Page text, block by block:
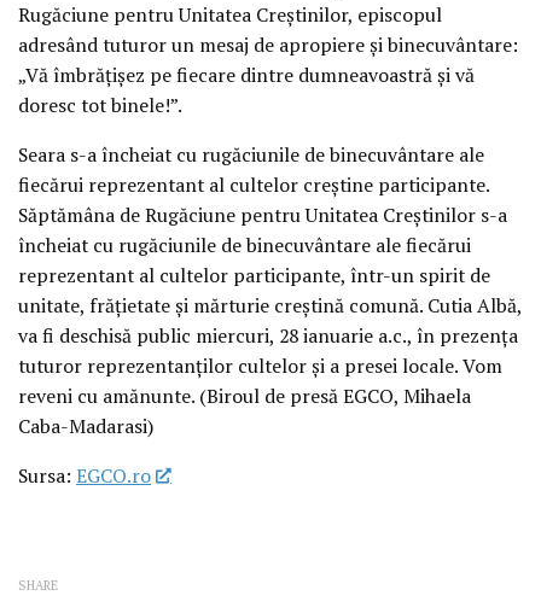
Rugăciune pentru Unitatea Creștinilor, episcopul
adresând tuturor un mesaj de apropiere și binecuvântare:
„Vă îmbrățișez pe fiecare dintre dumneavoastră și vă
doresc tot binele!”.
Seara s-a încheiat cu rugăciunile de binecuvântare ale
fiecărui reprezentant al cultelor creștine participante.
Săptămâna de Rugăciune pentru Unitatea Creștinilor s-a
încheiat cu rugăciunile de binecuvântare ale fiecărui
reprezentant al cultelor participante, într-un spirit de
unitate, frățietate și mărturie creștină comună. Cutia Albă,
va fi deschisă public miercuri, 28 ianuarie a.c., în prezența
tuturor reprezentanților cultelor și a presei locale. Vom
reveni cu amănunte. (Biroul de presă EGCO, Mihaela
Caba-Madarasi)
Sursa: EGCO.ro
SHARE